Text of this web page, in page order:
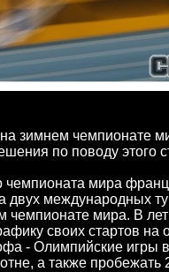
зимнем чемпионате
по поводу этого
мира
международных
чемпионате мира. В
своих стартов
- Олимпийские игры
а также